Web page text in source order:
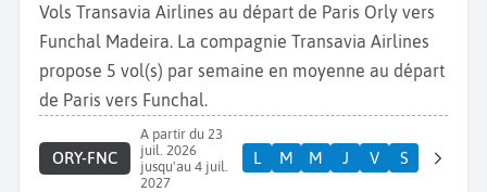
Vols Transavia Airlines au départ de Paris Orly vers
Funchal Madeira. La compagnie Transavia Airlines
propose 5 vol(s) par semaine en moyenne au départ
de Paris vers Funchal.
ORY-FNC
A partir du 23
juil. 2026
jusqu'au 4 juil.
2027
L M M J V S